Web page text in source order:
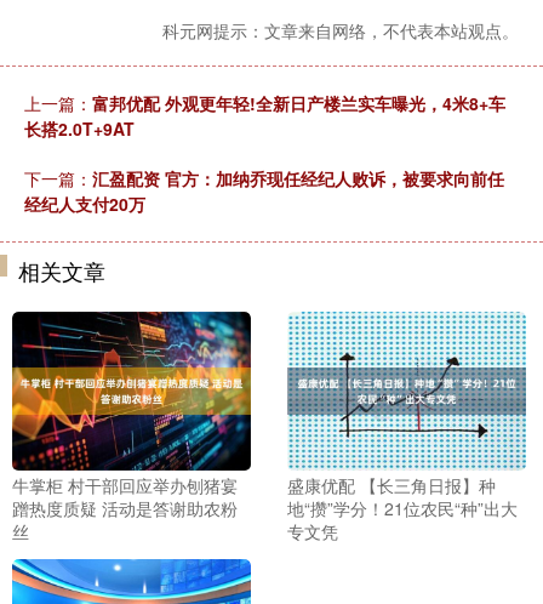
科元网提示：文章来自网络，不代表本站观点。
上一篇： 富邦优配 外观更年轻!全新日产楼兰实车曝光，4米8+车
长搭2.0T+9AT
下一篇： 汇盈配资 官方：加纳乔现任经纪人败诉，被要求向前任
经纪人支付20万
相关文章
牛掌柜 村干部回应举办刨猪宴
蹭热度质疑 活动是答谢助农粉
丝
盛康优配 【长三角日报】种
地“攒”学分！21位农民“种”出大
专文凭